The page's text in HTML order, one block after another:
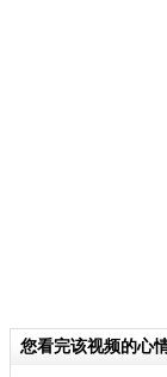
您看完该视频的心